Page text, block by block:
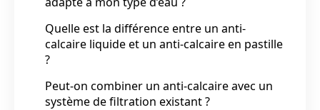
Quelle est la différence entre un anti-
calcaire liquide et un anti-calcaire en pastille
?
Peut-on combiner un anti-calcaire avec un
système de filtration existant ?